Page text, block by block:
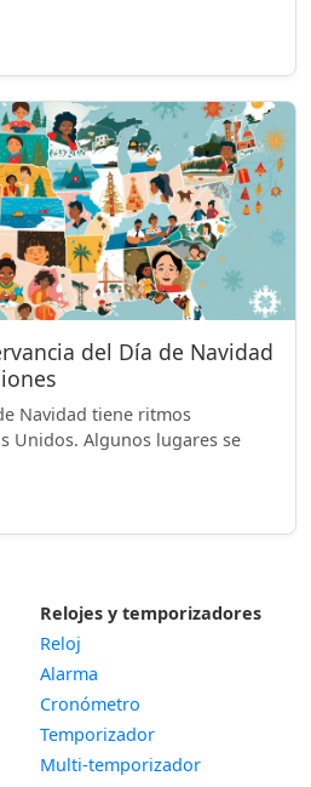
del Día de Navidad
Navidad tiene ritmos
Unidos. Algunos lugares se
Relojes y temporizadores
Reloj
Alarma
Cronómetro
Temporizador
Multi-temporizador